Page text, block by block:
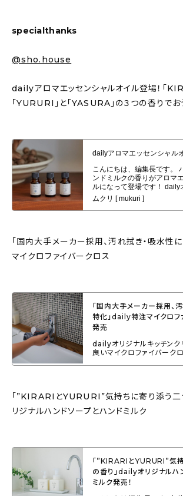
specialthanks
@sho.house
dailyアロマエッセンシャルオイル登場！「
「YURURI」と「YASURA」の３つの香りでお
dailyアロマエッセンシャルオイル登場！「KIRARI」「
「YASURA」の３つの香りでおうち時間を楽しむ。
「国内大手メーカー採用、汚れ拭き・吸水性
マイクロファイバークロス
「国内大手メーカー採用、
特化」daily特注マイクロフ
発売
dailyオリジナルキッチンク
良いマイクロファイバーク
「”KIRARIとYURURI”気持ちに寄り添う
リジナルハンドソープとハンドミルク
「”KIRARIとYURURI”気
の香り」dailyオリジナルハ
ミルク発売！